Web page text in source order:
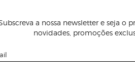
a nossa newsletter e seja o
novidades, promoções